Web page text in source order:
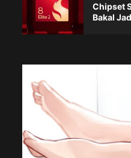
Chipset
Bakal
Blog